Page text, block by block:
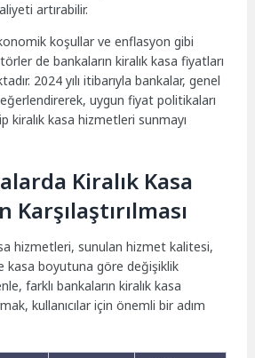
artırabilir.
koşullar ve enflasyon gibi
de bankaların kiralık kasa fiyatları
2024 yılı itibarıyla bankalar, genel
uygun fiyat politikaları
kiralık kasa hizmetleri sunmayı
Kiralık Kasa
hizmetleri, sunulan hizmet kalitesi,
kasa boyutuna göre değişiklik
farklı bankaların kiralık kasa
kullanıcılar için önemli bir adım